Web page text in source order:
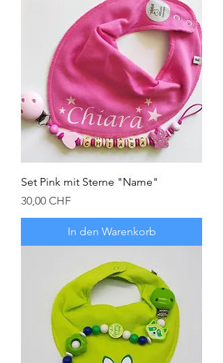
Set Pink mit Sterne "Name"
Preis
30,00 CHF
In den Warenkorb